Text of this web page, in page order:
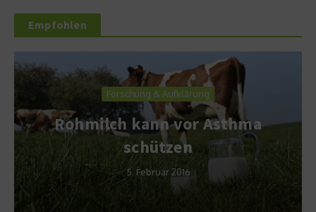
Empfohlen
Forschung & Aufklärung
Rohmilch kann vor Asthma
schützen
5. Februar 2016